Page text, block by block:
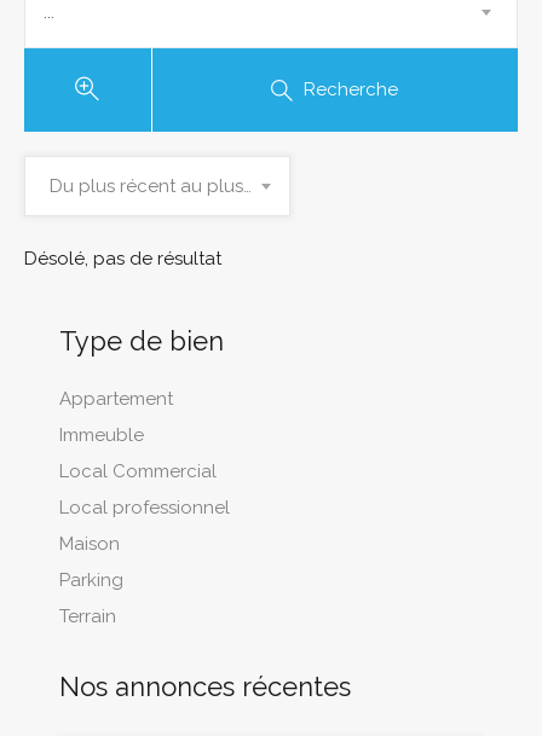
...
Recherche
Du plus récent au plus ancien
Désolé, pas de résultat
Type de bien
Appartement
Immeuble
Local Commercial
Local professionnel
Maison
Parking
Terrain
Nos annonces récentes